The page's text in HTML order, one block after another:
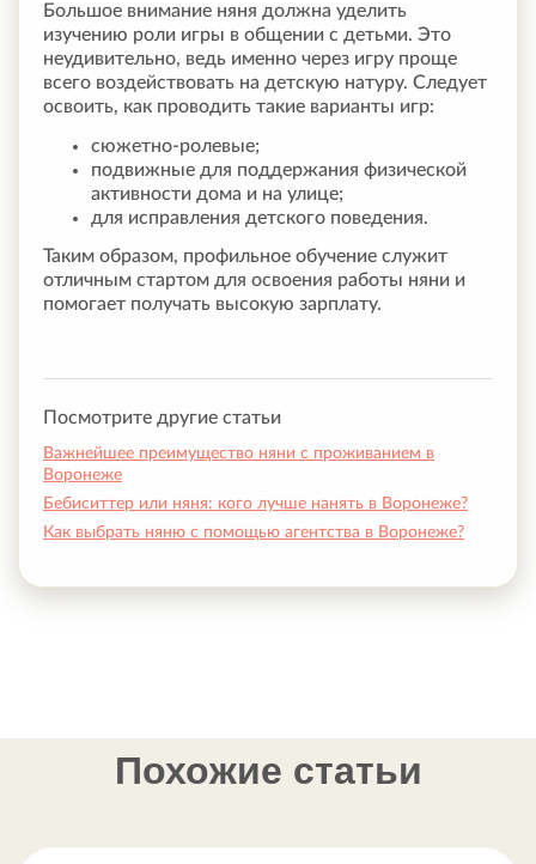
Посмотрите другие статьи
Важнейшее преимущество няни с проживанием в
Воронеже
Бебиситтер или няня: кого лучше нанять в Воронеже?
Как выбрать няню с помощью агентства в Воронеже?
Большое внимание няня должна уделить
изучению роли игры в общении с детьми. Это
неудивительно, ведь именно через игру проще
всего воздействовать на детскую натуру. Следует
освоить, как проводить такие варианты игр:
сюжетно-ролевые;
подвижные для поддержания физической
активности дома и на улице;
для исправления детского поведения.
Таким образом, профильное обучение служит
отличным стартом для освоения работы няни и
помогает получать высокую зарплату.
Похожие статьи